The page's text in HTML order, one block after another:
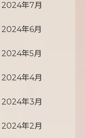
2024年7月
2024年6月
2024年5月
2024年4月
2024年3月
2024年2月